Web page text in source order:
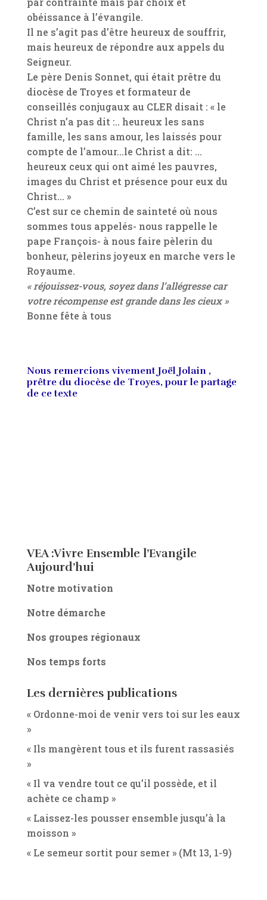
obéissance à l’évangile.
Il ne s’agit pas d’être heureux de souffrir,
mais heureux de répondre aux appels du
Seigneur.
Le père Denis Sonnet, qui était prêtre du
diocèse de Troyes et formateur de
conseillés conjugaux au CLER disait : « le
Christ n’a pas dit :.. heureux les sans
famille, les sans amour, les laissés pour
compte de l’amour…le Christ a dit: …
heureux ceux qui ont aimé les pauvres,
images du Christ et présence pour eux du
Christ… »
C’est sur ce chemin de sainteté où nous
sommes tous appelés- nous rappelle le
pape François- à nous faire pèlerin du
bonheur, pèlerins joyeux en marche vers le
Royaume.
« réjouissez-vous, soyez dans l’allégresse car
votre récompense est grande dans les cieux »
Bonne fête à tous
Nous remercions vivement Joël Jolain ,
prêtre du diocèse de Troyes, pour le partage
de ce texte
VEA :Vivre Ensemble l’Evangile
Aujourd’hui
Notre motivation
Notre démarche
Nos groupes régionaux
Nos temps forts
Les dernières publications
« Ordonne-moi de venir vers toi sur les eaux
»
« Ils mangèrent tous et ils furent rassasiés
»
« Il va vendre tout ce qu’il possède, et il
achète ce champ »
« Laissez-les pousser ensemble jusqu’à la
moisson »
« Le semeur sortit pour semer » (Mt 13, 1-9)